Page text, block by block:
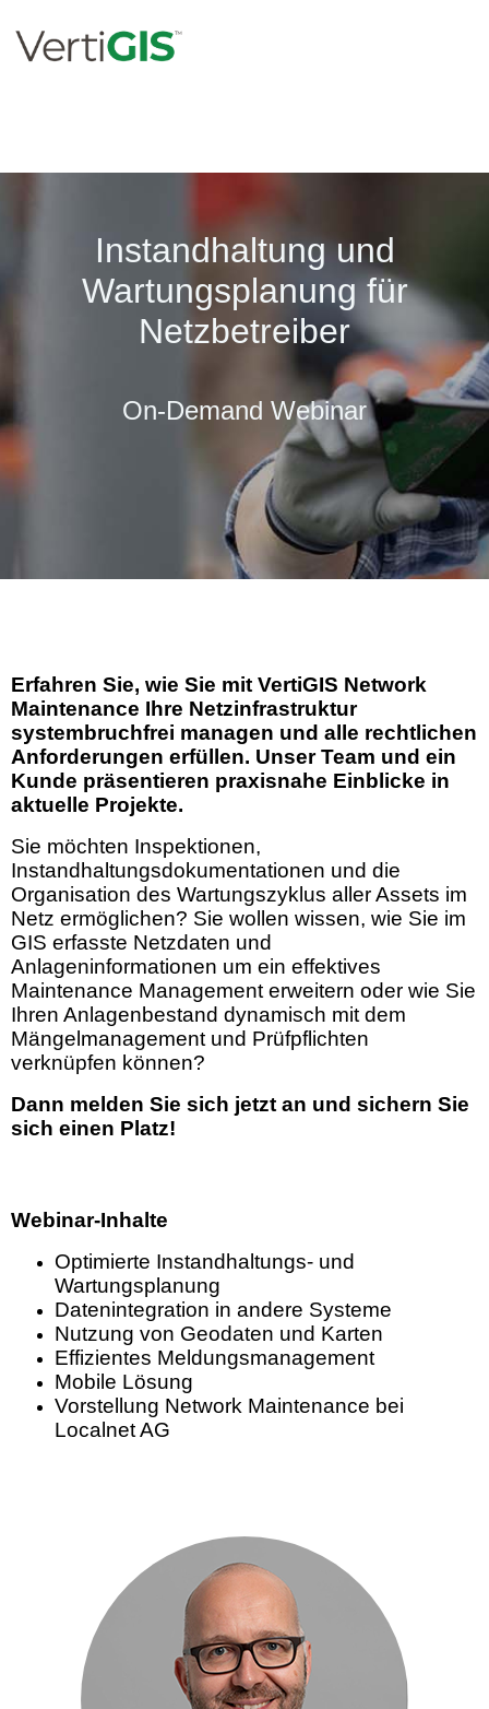
Instandhaltung und
Wartungsplanung für
Netzbetreiber
On-Demand Webinar
Erfahren Sie, wie Sie mit VertiGIS Network
Maintenance Ihre Netzinfrastruktur
systembruchfrei managen und alle rechtlichen
Anforderungen erfüllen. Unser Team und ein
Kunde präsentieren praxisnahe Einblicke in
aktuelle Projekte.
Sie möchten Inspektionen,
Instandhaltungsdokumentationen und die
Organisation des Wartungszyklus aller Assets im
Netz ermöglichen? Sie wollen wissen, wie Sie im
GIS erfasste Netzdaten und
Anlageninformationen um ein effektives
Maintenance Management erweitern oder wie Sie
Ihren Anlagenbestand dynamisch mit dem
Mängelmanagement und Prüfpflichten
verknüpfen können?
Dann melden Sie sich jetzt an und sichern Sie
sich einen Platz!
Webinar-Inhalte
Optimierte Instandhaltungs- und
Wartungsplanung
Datenintegration in andere Systeme
Nutzung von Geodaten und Karten
Effizientes Meldungsmanagement
Mobile Lösung
Vorstellung Network Maintenance bei
Localnet AG